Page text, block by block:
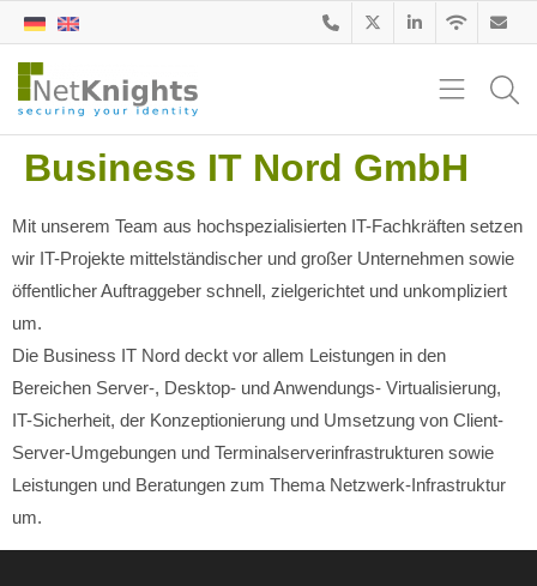
Business IT Nord GmbH
Mit unserem Team aus hochspezialisierten IT-Fachkräften setzen
wir IT-Projekte mittelständischer und großer Unternehmen sowie
öffentlicher Auftraggeber schnell, zielgerichtet und unkompliziert
um.
Die Business IT Nord deckt vor allem Leistungen in den
Bereichen Server-, Desktop- und Anwendungs- Virtualisierung,
IT-Sicherheit, der Konzeptionierung und Umsetzung von Client-
Server-Umgebungen und Terminalserverinfrastrukturen sowie
Leistungen und Beratungen zum Thema Netzwerk-Infrastruktur
um.